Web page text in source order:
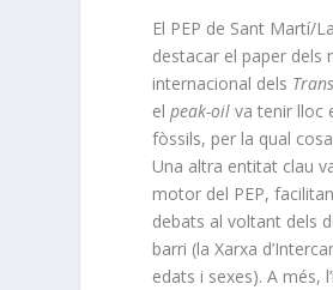
El PEP de Sant Martí/
destacar el paper
internacional dels
elpeak-oil va tenir lloc
fòssils, per la qual
Una altra entitat clau
motor del PEP,
debats al voltant dels
barri (la Xarxa
edats i sexes). A més,